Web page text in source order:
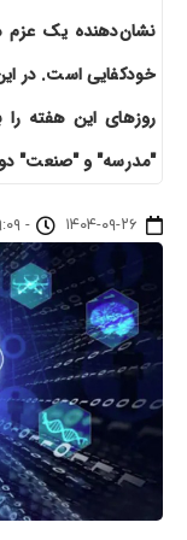
نشان‌دهنده یک عزم
خودکفایی است. در این
روزهای این هفته را
"مدرسه" و "صنعت" دو
۱۴۰۴-۰۹-۲۶ - ۰۹:۰۹